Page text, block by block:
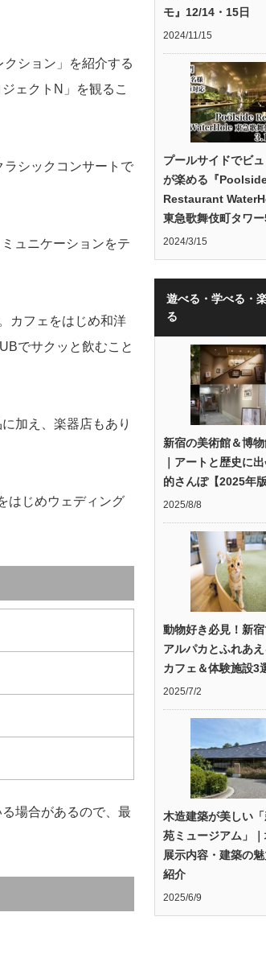
ション」を紹介する
ェクトN」を観るこ
ラシックコンサートで
ュニケーションをテ
カフェをはじめ和洋
でサクッと飲むこと
加え、楽器店もあり
はじめウェディング
場合があるので、最
モ』12/14・15日
2024/11/15
プールサイドでビ
が楽める『
Restaurant
東急歌舞伎町タワ
2024/3/15
遊べる・学べる・
る
新宿の美術館＆博
｜アートと歴史に
的さんぽ【2025年版
2025/8/8
動物好き必見！新宿
アルパカとふれあ
カフェ＆体験施設3
2025/7/2
木造建築が美しい
苑ミュージアム」｜
展示内容・建築の
紹介
2025/6/9